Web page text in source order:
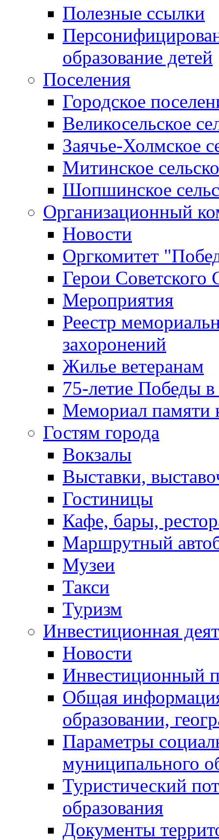
Полезные ссылки
образование детей
Поселения
Городское
Великосельское
Заячье-Холмское
Митинское
Шопшинское
Организационный
Новости
Оргкомитет
Герои Советского
Мероприятия
Реестр
захоронений
Жилье ветеранам
75-летие Победы
Мемориал памяти
Гостям города
Вокзалы
Выставки,
Гостиницы
Кафе, бары,
Маршрутный
Музеи
Такси
Туризм
Инвестиционная
Новости
Инвестиционный
Общая
образовании,
Параметры
муниципального
Туристический
образования
Документы